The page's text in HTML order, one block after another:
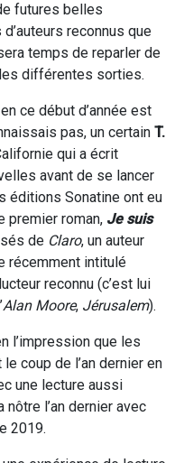
futures belles
reconnus que
temps de reparler de
différentes sorties.
ce début d’année est
pas, un certain T.
qui a écrit
avant de se lancer
éditions Sonatine ont eu
premier roman, Je suis
de Claro, un auteur
récemment intitulé
reconnu (c’est lui
Alan Moore, Jérusalem).
l’impression que les
coup de l’an dernier en
une lecture aussi
l’an dernier avec
2019.